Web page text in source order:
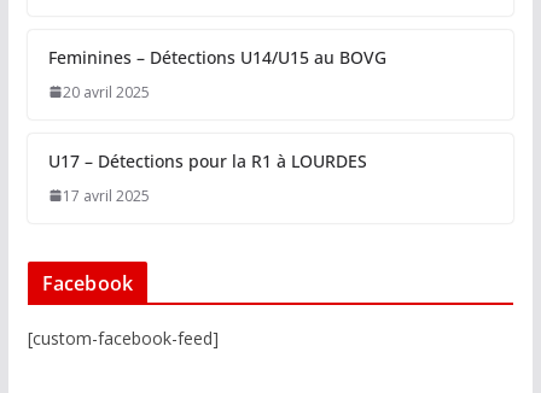
Feminines – Détections U14/U15 au BOVG
20 avril 2025
U17 – Détections pour la R1 à LOURDES
17 avril 2025
Facebook
[custom-facebook-feed]